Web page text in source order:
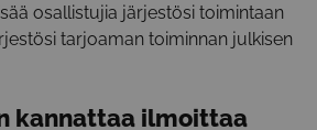
osallistujia järjestösi toimintaan
tarjoaman toiminnan julkisen
kannattaa ilmoittaa